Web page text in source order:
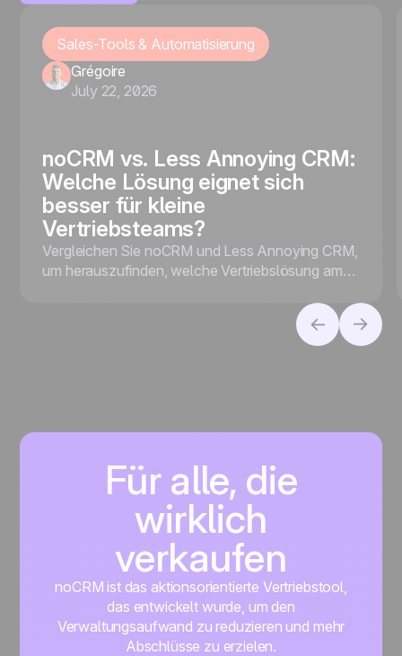
Sales-Tools & Automatisierung
Grégoire
July 22, 2026
noCRM vs. Less Annoying CRM:
Welche Lösung eignet sich
besser für kleine
Vertriebsteams?
Vergleichen Sie noCRM und Less Annoying CRM,
um herauszufinden, welche Vertriebslösung am
nachdem, ob Sie den Schwerpunkt auf Lead-
Konvertierung oder Kontaktmanagement legen.
Für alle, die
wirklich
verkaufen
noCRM ist das aktionsorientierte Vertriebstool,
das entwickelt wurde, um den
Verwaltungsaufwand zu reduzieren und mehr
Abschlüsse zu erzielen.